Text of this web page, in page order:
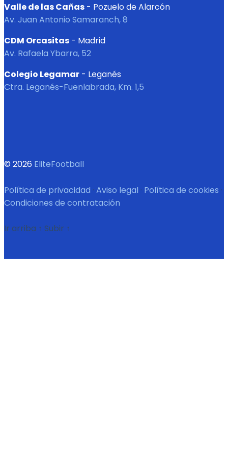
Valle de las Cañas - Pozuelo de Alarcón
Av. Juan Antonio Samaranch, 8
CDM Orcasitas - Madrid
Av. Rafaela Ybarra, 52
Colegio Legamar - Leganés
Ctra. Leganés-Fuenlabrada, Km. 1,5
© 2026 EliteFootball
Política de privacidad · Aviso legal · Política de cookies ·
Condiciones de contratación
Ir arriba ↑ Subir ↑